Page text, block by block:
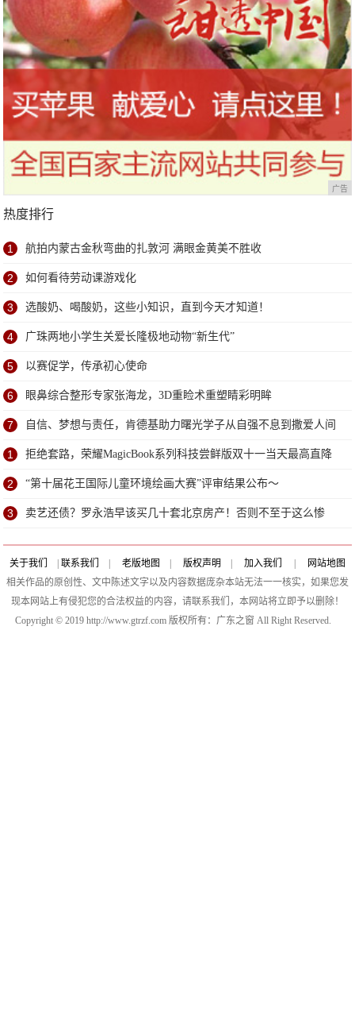
广告
热度排行
1 航拍内蒙古金秋弯曲的扎敦河 满眼金黄美不胜收
2 如何看待劳动课游戏化
3 选酸奶、喝酸奶，这些小知识，直到今天才知道！
4 广珠两地小学生关爱长隆极地动物“新生代”
5 以赛促学，传承初心使命
6 眼鼻综合整形专家张海龙，3D重睑术重塑睛彩明眸
7 自信、梦想与责任，肯德基助力曙光学子从自强不息到撒爱人间
1 拒绝套路，荣耀MagicBook系列科技尝鲜版双十一当天最高直降
500元
2 “第十届花王国际儿童环境绘画大赛”评审结果公布～
3 卖艺还债？罗永浩早该买几十套北京房产！否则不至于这么惨
关于我们 联系我们 老版地图 版权声明 加入我们
网站地图
相关作品的原创性、文中陈述文字以及内容数据庞杂本站无法一一核实，如果您发
现本网站上有侵犯您的合法权益的内容，请联系我们，本网站将立即予以删除！
Copyright © 2019 http://www.gtrzf.com 版权所有：广东之窗 All Right Reserved.